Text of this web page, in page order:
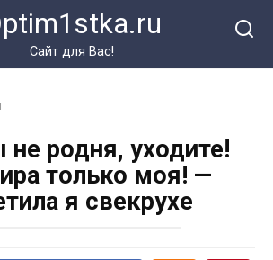
Сайт для Вас!
родня, уходите!
только моя! —
я свекрухе